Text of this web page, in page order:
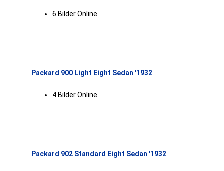
6 Bilder Online
Packard 900 Light Eight Sedan '1932
4 Bilder Online
Packard 902 Standard Eight Sedan '1932